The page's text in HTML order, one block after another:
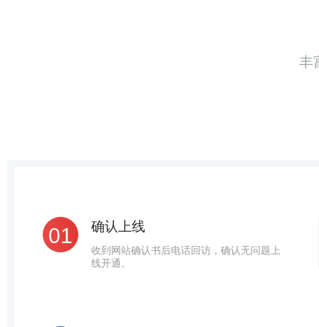
丰
01 确认上线
收到网站确认书后电话回访，确认无问题上
线开通。